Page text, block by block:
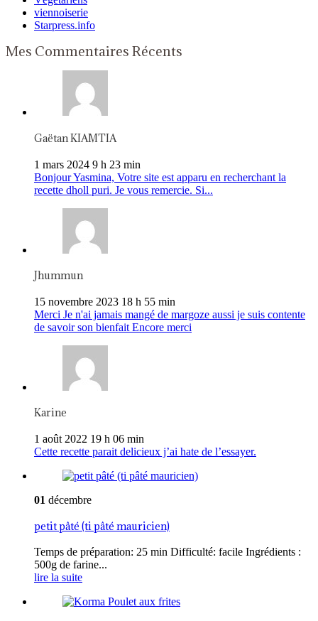
viennoiserie
Starpress.info
Mes Commentaires Récents
Gaëtan KIAMTIA
1 mars 2024 9 h 23 min
Bonjour Yasmina, Votre site est apparu en recherchant la
recette dholl puri. Je vous remercie. Si...
Jhummun
15 novembre 2023 18 h 55 min
Merci Je n'ai jamais mangé de margoze aussi je suis contente
de savoir son bienfait Encore merci
Karine
1 août 2022 19 h 06 min
Cette recette parait delicieux j’ai hate de l’essayer.
01 décembre
petit pâté (ti pâté mauricien)
Temps de préparation: 25 min Difficulté: facile Ingrédients :
500g de farine...
lire la suite